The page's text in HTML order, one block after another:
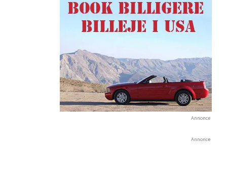
Annonce
Annonce